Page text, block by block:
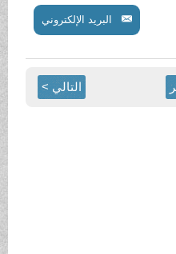
البريد الإلكتروني
التالي >